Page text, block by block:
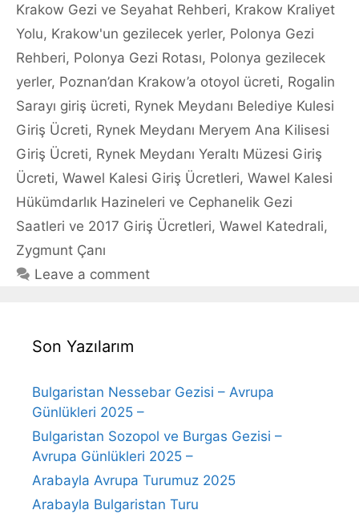
Krakow Gezi ve Seyahat Rehberi, Krakow Kraliyet
Yolu, Krakow'un gezilecek yerler, Polonya Gezi
Rehberi, Polonya Gezi Rotası, Polonya gezilecek
yerler, Poznan’dan Krakow’a otoyol ücreti, Rogalin
Sarayı giriş ücreti, Rynek Meydanı Belediye Kulesi
Giriş Ücreti, Rynek Meydanı Meryem Ana Kilisesi
Giriş Ücreti, Rynek Meydanı Yeraltı Müzesi Giriş
Ücreti, Wawel Kalesi Giriş Ücretleri, Wawel Kalesi
Hükümdarlık Hazineleri ve Cephanelik Gezi
Saatleri ve 2017 Giriş Ücretleri, Wawel Katedrali,
Zygmunt Çanı
Leave a comment
Son Yazılarım
Bulgaristan Nessebar Gezisi – Avrupa
Günlükleri 2025 –
Bulgaristan Sozopol ve Burgas Gezisi –
Avrupa Günlükleri 2025 –
Arabayla Avrupa Turumuz 2025
Arabayla Bulgaristan Turu